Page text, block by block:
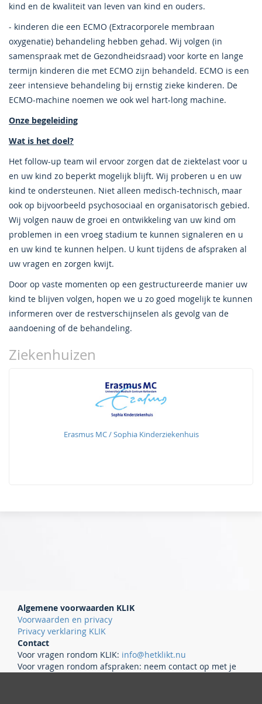
kind en de kwaliteit van leven van kind en ouders.
- kinderen die een ECMO (Extracorporele membraan
oxygenatie) behandeling hebben gehad. Wij volgen (in
samenspraak met de Gezondheidsraad) voor korte en lange
termijn kinderen die met ECMO zijn behandeld. ECMO is een
zeer intensieve behandeling bij ernstig zieke kinderen. De
ECMO-machine noemen we ook wel hart-long machine.
Onze begeleiding
Wat is het doel?
Het follow-up team wil ervoor zorgen dat de ziektelast voor u
en uw kind zo beperkt mogelijk blijft. Wij proberen u en uw
kind te ondersteunen. Niet alleen medisch-technisch, maar
ook op bijvoorbeeld psychosociaal en organisatorisch gebied.
Wij volgen nauw de groei en ontwikkeling van uw kind om
problemen in een vroeg stadium te kunnen signaleren en u
en uw kind te kunnen helpen. U kunt tijdens de afspraken al
uw vragen en zorgen kwijt.
Door op vaste momenten op een gestructureerde manier uw
kind te blijven volgen, hopen we u zo goed mogelijk te kunnen
informeren over de restverschijnselen als gevolg van de
aandoening of de behandeling.
Ziekenhuizen
Erasmus MC / Sophia Kinderziekenhuis
Algemene voorwaarden KLIK
Voorwaarden en privacy
Privacy verklaring KLIK
Contact
Voor vragen rondom KLIK: info@hetklikt.nu
Voor vragen rondom afspraken: neem contact op met je